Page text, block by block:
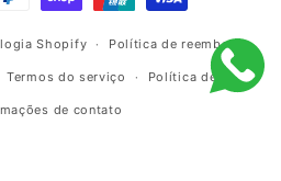
Shopify Política de reembolso
Termos do serviço Política de envio
de contato